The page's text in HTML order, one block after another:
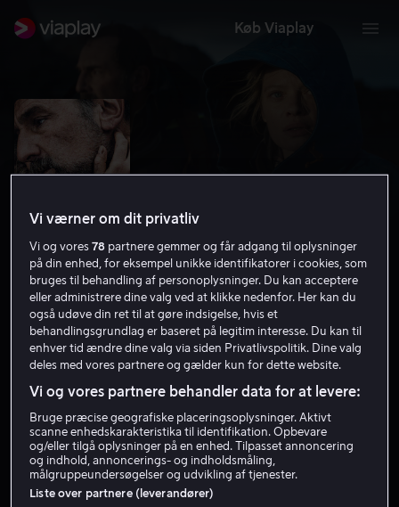
Køb Viaplay
Suddenly
6.1 Drama Thriller 2023 1 t. 46 min
11 år
HD
Lej 59 kr
Køb 99 kr
Se trailer
Vi værner om dit privatliv
Vi og vores78 partnere gemmer og får adgang til oplysninger
på din enhed, for eksempel unikke identifikatorer i cookies, som
bruges til behandling af personoplysninger. Du kan acceptere
eller administrere dine valg ved at klikke nedenfor. Her kan du
også udøve din ret til at gøre indsigelse, hvis et
behandlingsgrundlag er baseret på legitim interesse. Du kan til
enhver tid ændre dine valg via siden Privatlivspolitik. Dine valg
deles med vores partnere og gælder kun for dette website.
Vi og vores partnere behandler data for at levere:
Bruge præcise geografiske placeringsoplysninger. Aktivt
scanne enhedskarakteristika til identifikation. Opbevare
og/eller tilgå oplysninger på en enhed. Tilpasset annoncering
og indhold, annoncerings- og indholdsmåling,
målgruppeundersøgelser og udvikling af tjenester.
Liste over partnere (leverandører)